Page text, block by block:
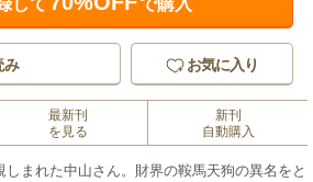
み お気に入り
最新刊
を見る
新刊
自動購入
しまれた中山さん。財界の鞍馬天狗の異名をと